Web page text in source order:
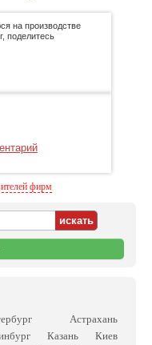
на производстве
поделитесь
фирм
Астрахань
Казань
Киев